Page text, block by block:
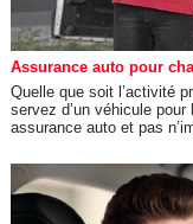
Assurance auto pour
Quelle que soit l’activité
servez d’un véhicule pour
assurance auto et pas